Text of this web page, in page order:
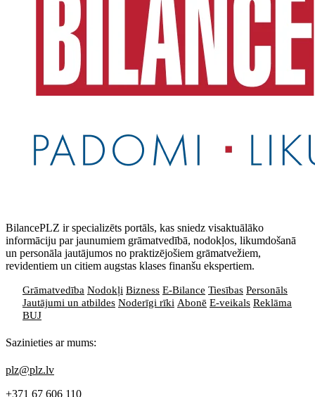
BilancePLZ ir specializēts portāls, kas sniedz visaktuālāko
informāciju par jaunumiem grāmatvedībā, nodokļos, likumdošanā
un personāla jautājumos no praktizējošiem grāmatvežiem,
revidentiem un citiem augstas klases finanšu ekspertiem.
Grāmatvedība Nodokļi Bizness E-Bilance Tiesības Personāls
Jautājumi un atbildes Noderīgi rīki Abonē E-veikals Reklāma
BUJ
Sazinieties ar mums:
plz@plz.lv
+371 67 606 110